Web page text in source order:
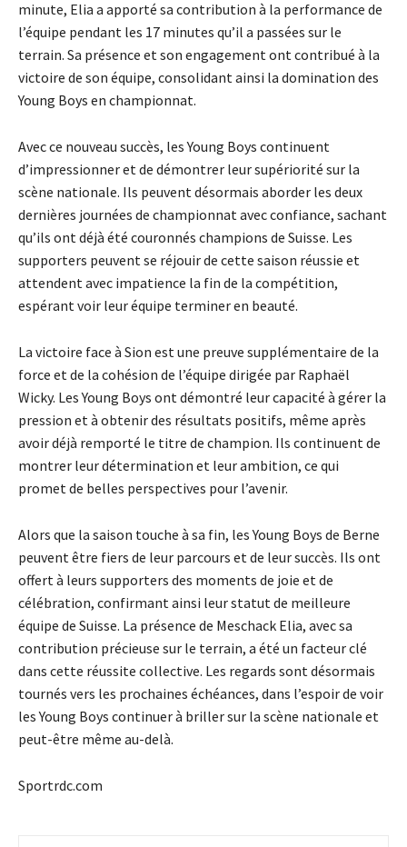
minute, Elia a apporté sa contribution à la performance de
l’équipe pendant les 17 minutes qu’il a passées sur le
terrain. Sa présence et son engagement ont contribué à la
victoire de son équipe, consolidant ainsi la domination des
Young Boys en championnat.
Avec ce nouveau succès, les Young Boys continuent
d’impressionner et de démontrer leur supériorité sur la
scène nationale. Ils peuvent désormais aborder les deux
dernières journées de championnat avec confiance, sachant
qu’ils ont déjà été couronnés champions de Suisse. Les
supporters peuvent se réjouir de cette saison réussie et
attendent avec impatience la fin de la compétition,
espérant voir leur équipe terminer en beauté.
La victoire face à Sion est une preuve supplémentaire de la
force et de la cohésion de l’équipe dirigée par Raphaël
Wicky. Les Young Boys ont démontré leur capacité à gérer la
pression et à obtenir des résultats positifs, même après
avoir déjà remporté le titre de champion. Ils continuent de
montrer leur détermination et leur ambition, ce qui
promet de belles perspectives pour l’avenir.
Alors que la saison touche à sa fin, les Young Boys de Berne
peuvent être fiers de leur parcours et de leur succès. Ils ont
offert à leurs supporters des moments de joie et de
célébration, confirmant ainsi leur statut de meilleure
équipe de Suisse. La présence de Meschack Elia, avec sa
contribution précieuse sur le terrain, a été un facteur clé
dans cette réussite collective. Les regards sont désormais
tournés vers les prochaines échéances, dans l’espoir de voir
les Young Boys continuer à briller sur la scène nationale et
peut-être même au-delà.
Sportrdc.com